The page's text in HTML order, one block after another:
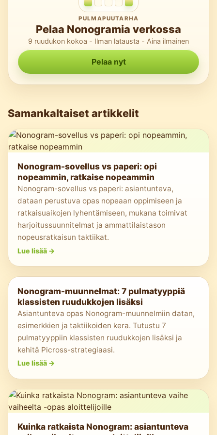
PULMAPUUTARHA
Pelaa Nonogramia verkossa
9 ruudukon kokoa - Ilman latausta - Aina ilmainen
Pelaa nyt
Samankaltaiset artikkelit
Nonogram-sovellus vs paperi: opi
nopeammin, ratkaise nopeammin
Nonogram-sovellus vs paperi: asiantunteva,
dataan perustuva opas nopeaan oppimiseen ja
ratkaisuaikojen lyhentämiseen, mukana toimivat
harjoitussuunnitelmat ja ammattilaistason
nopeusratkaisun taktiikat.
Lue lisää ->
Nonogram-muunnelmat: 7 pulmatyyppiä
klassisten ruudukkojen lisäksi
Asiantunteva opas Nonogram-muunnelmiin datan,
esimerkkien ja taktiikoiden kera. Tutustu 7
pulmatyyppiin klassisten ruudukkojen lisäksi ja
kehitä Picross-strategiaasi.
Lue lisää ->
Kuinka ratkaista Nonogram: asiantunteva